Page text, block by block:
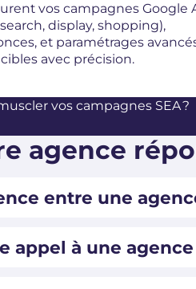
vos campagnes Google
display, shopping),
et paramétrages
avec précision.
vos campagnes SEA ?
agence
entre une
appel à une agence